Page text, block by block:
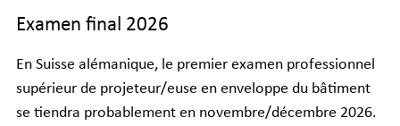
Examen final 2026
En Suisse alémanique, le premier examen professionnel
supérieur de projeteur/euse en enveloppe du bâtiment
se tiendra probablement en novembre/décembre 2026.